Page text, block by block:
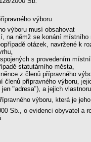
výboru
výboru musí obsahovat
na němž se konání místního
otázek, navržené k
s provedením
statutárního města,
z členů přípravného
členů přípravného výboru,
jen "adresa"), a jejich
výboru, která je
Sb., o evidenci obyvatel a